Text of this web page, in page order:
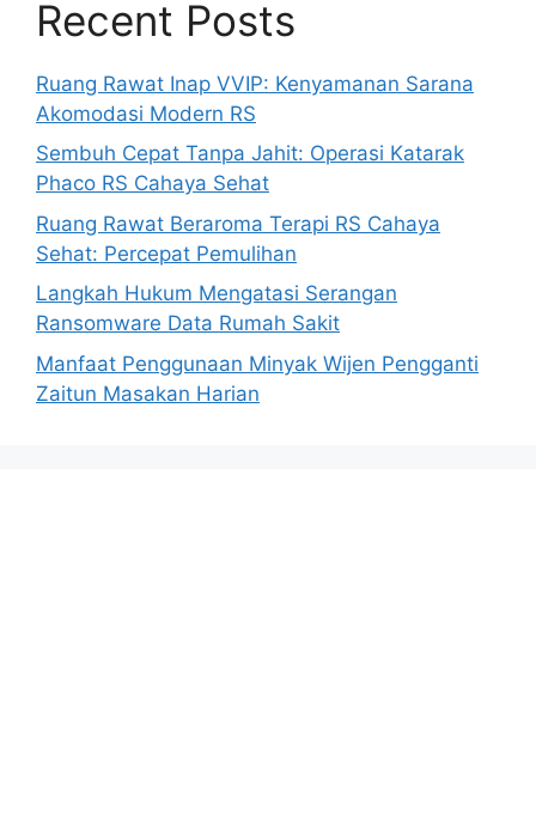
Recent Posts
Ruang Rawat Inap VVIP: Kenyamanan Sarana
Akomodasi Modern RS
Sembuh Cepat Tanpa Jahit: Operasi Katarak
Phaco RS Cahaya Sehat
Ruang Rawat Beraroma Terapi RS Cahaya
Sehat: Percepat Pemulihan
Langkah Hukum Mengatasi Serangan
Ransomware Data Rumah Sakit
Manfaat Penggunaan Minyak Wijen Pengganti
Zaitun Masakan Harian